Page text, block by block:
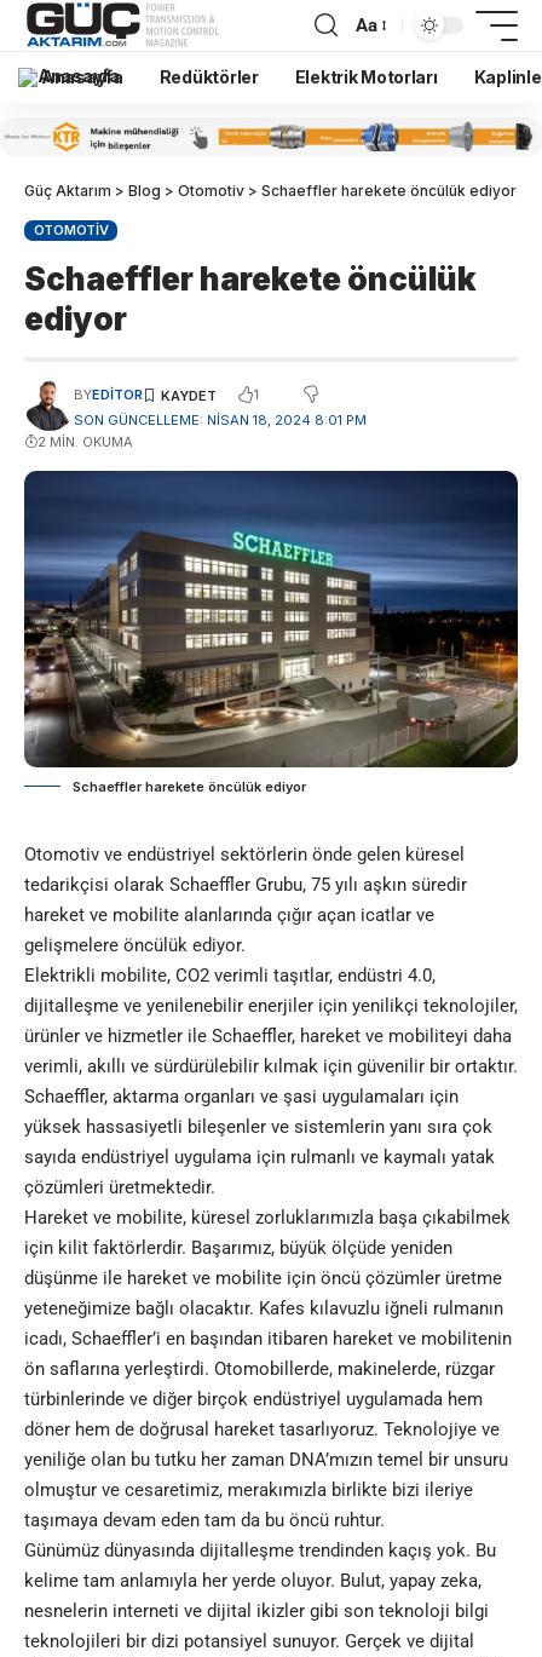
Aa
Anasayfa Redüktörler Elektrik Motorları
Güç Aktarım > Blog > Otomotiv > Schaeffler harekete öncülük ediyor
OTOMOTIV
Schaeffler harekete öncülük
ediyor
SON GÜNCELLEME: NISAN 18, 2024 8:01 PM
BYEDITOR 1
2 MIN. OKUMA
Schaeffler harekete öncülük ediyor
Otomotiv ve endüstriyel sektörlerin önde gelen küresel
tedarikçisi olarak Schaeffler Grubu, 75 yılı aşkın süredir
hareket ve mobilite alanlarında çığır açan icatlar ve
gelişmelere öncülük ediyor.
Elektrikli mobilite, CO2 verimli taşıtlar, endüstri 4.0,
dijitalleşme ve yenilenebilir enerjiler için yenilikçi teknolojiler,
ürünler ve hizmetler ile Schaeffler, hareket ve mobiliteyi daha
verimli, akıllı ve sürdürülebilir kılmak için güvenilir bir ortaktır.
Schaeffler, aktarma organları ve şasi uygulamaları için
yüksek hassasiyetli bileşenler ve sistemlerin yanı sıra çok
sayıda endüstriyel uygulama için rulmanlı ve kaymalı yatak
çözümleri üretmektedir.
Hareket ve mobilite, küresel zorluklarımızla başa çıkabilmek
için kilit faktörlerdir. Başarımız, büyük ölçüde yeniden
düşünme ile hareket ve mobilite için öncü çözümler üretme
yeteneğimize bağlı olacaktır. Kafes kılavuzlu iğneli rulmanın
icadı, Schaeffler’i en başından itibaren hareket ve mobilitenin
ön saflarına yerleştirdi. Otomobillerde, makinelerde, rüzgar
türbinlerinde ve diğer birçok endüstriyel uygulamada hem
döner hem de doğrusal hareket tasarlıyoruz. Teknolojiye ve
yeniliğe olan bu tutku her zaman DNA’mızın temel bir unsuru
olmuştur ve cesaretimiz, merakımızla birlikte bizi ileriye
taşımaya devam eden tam da bu öncü ruhtur.
Günümüz dünyasında dijitalleşme trendinden kaçış yok. Bu
kelime tam anlamıyla her yerde oluyor. Bulut, yapay zeka,
nesnelerin interneti ve dijital ikizler gibi son teknoloji bilgi
teknolojileri bir dizi potansiyel sunuyor. Gerçek ve dijital